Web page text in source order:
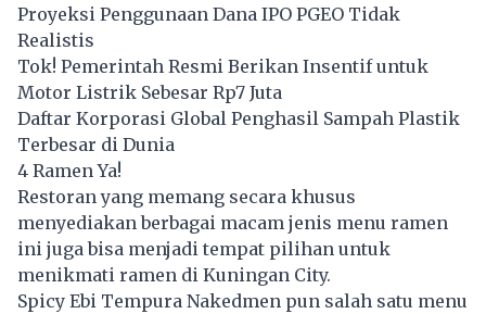
Proyeksi Penggunaan Dana IPO PGEO Tidak
Realistis
Tok! Pemerintah Resmi Berikan Insentif untuk
Motor Listrik Sebesar Rp7 Juta
Daftar Korporasi Global Penghasil Sampah Plastik
Terbesar di Dunia
4 Ramen Ya!
Restoran yang memang secara khusus
menyediakan berbagai macam jenis menu ramen
ini juga bisa menjadi tempat pilihan untuk
menikmati ramen di Kuningan City.
Spicy Ebi Tempura Nakedmen pun salah satu menu